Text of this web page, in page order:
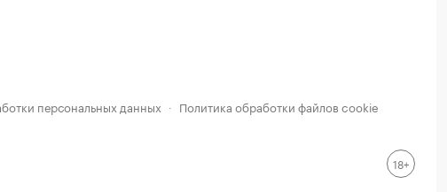
персональных данных · Политика обработки файлов cookie
18+